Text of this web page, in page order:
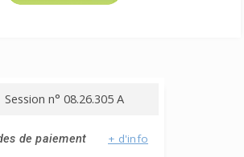
Session n° 08.26.305 A
de paiement + d'info